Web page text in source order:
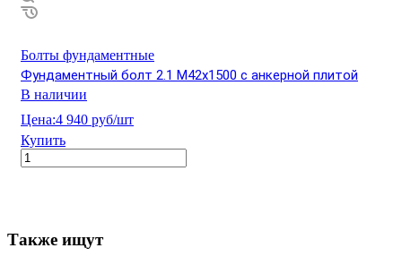
Болты фундаментные
Фундаментный болт 2.1 М42х1500 с анкерной плитой
В наличии
Цена:4 940 руб/шт
Купить
Также ищут